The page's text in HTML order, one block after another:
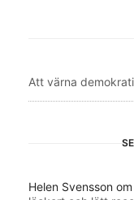
Att värna
Helen Svensson om